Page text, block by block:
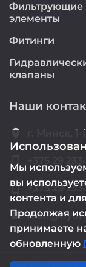
Фильтрующие
элементы
Фитинги
клапаны
Наши
location_on г. Минск,
smartphone +375 29
smartphone +375 29
email
Мы
вы
контента и
Продолжая
принимаете
обновленную